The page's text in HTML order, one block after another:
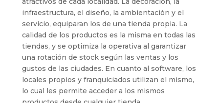
infraestructura, el diseño, la ambientación y el
servicio, equiparan los de una tienda propia. La
calidad de los productos es la misma en todas las
tiendas, y se optimiza la operativa al garantizar
una rotación de stock según las ventas y los
gustos de las ciudades. En cuanto al software, los
locales propios y franquiciados utilizan el mismo,
lo cual les permite acceder a los mismos